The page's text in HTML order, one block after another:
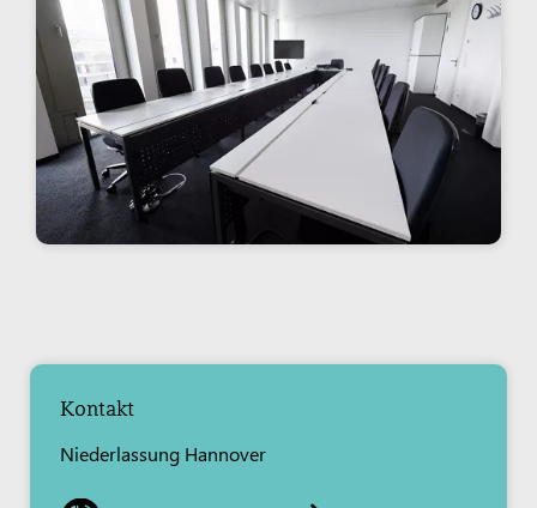
Kontakt
Niederlassung Hannover